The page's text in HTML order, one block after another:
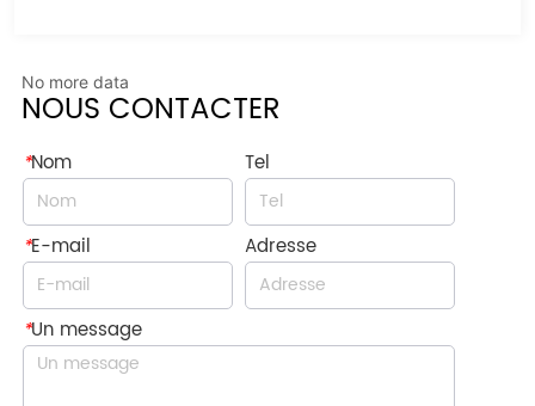
No more data
NOUS CONTACTER
*Nom Tel
*E-mail Adresse
*Un message